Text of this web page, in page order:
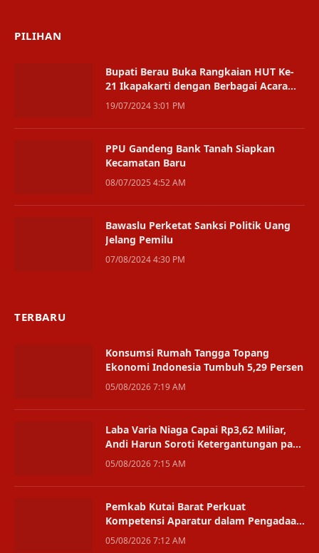
PILIHAN
Bupati Berau Buka Rangkaian HUT Ke-
21 Ikapakarti dengan Berbagai Acara
Budaya dan Sosial
19/07/2024 3:01 PM
PPU Gandeng Bank Tanah Siapkan
Kecamatan Baru
08/07/2025 4:52 AM
Bawaslu Perketat Sanksi Politik Uang
Jelang Pemilu
07/08/2024 4:30 PM
TERBARU
Konsumsi Rumah Tangga Topang
Ekonomi Indonesia Tumbuh 5,29 Persen
05/08/2026 7:19 AM
Laba Varia Niaga Capai Rp3,62 Miliar,
Andi Harun Soroti Ketergantungan pada
Satu Bisnis
05/08/2026 7:15 AM
Pemkab Kutai Barat Perkuat
Kompetensi Aparatur dalam Pengadaan
Digital
05/08/2026 7:12 AM